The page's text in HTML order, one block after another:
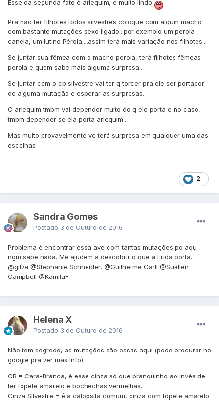
Esse da segunda foto é arlequim, e muito lindo
Pra não ter filhotes todos silvestres coloque com algum macho
com bastante mutações sexo ligado...por exemplo um perola
canela, um lutino Pérola....assim terá mais variação nos filhotes...
Se juntar sua fêmea com o macho perola, terá filhotes fêmeas
perola e quem sabe mais alguma surpresa..
Se juntar com o cb silvestre vai ter q torcer pra ele ser portador
de alguma mutação e esperar as surpresas..
O arlequim tmbm vai depender muito do q ele porta e no caso,
tmbm depender se ela porta arlequim...
Mas muito provavelmente vc terá surpresa em qualquer uma das
escolhas
2
Sandra Gomes
Postado 3 de Outuro de 2016
Problema é encontrar essa ave com tantas mutações pq aqui
ngm sabe nada. Me ajudem a descobrir o que a Frida porta.
@gilva @Stephanie Schneider, @Guilherme Carli @Suellen
Campbell @KamilaF.
Helena X
Postado 3 de Outuro de 2016
Não tem segredo, as mutações são essas aqui (pode procurar no
google pra ver mas info):
CB = Cara-Branca, é esse cinza só que branquinho ao invés de
ter topete amarelo e bochechas vermelhas.
Cinza Silvestre = é a calopsita comum, cinza com topete amarelo